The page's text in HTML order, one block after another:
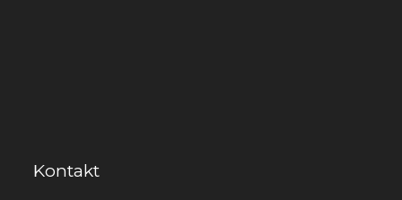
Kontakt